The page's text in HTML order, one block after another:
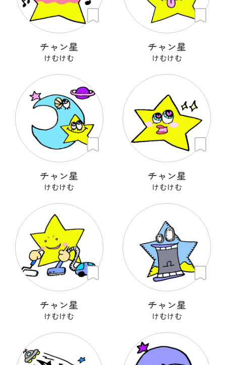
チャン星
けむけむ
チャン星
けむけむ
チャン星
けむけむ
チャン星
けむけむ
チャン星
けむけむ
チャン星
けむけむ